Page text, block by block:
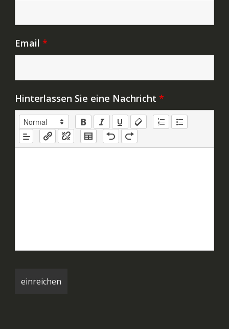
Email *
Hinterlassen Sie eine Nachricht *